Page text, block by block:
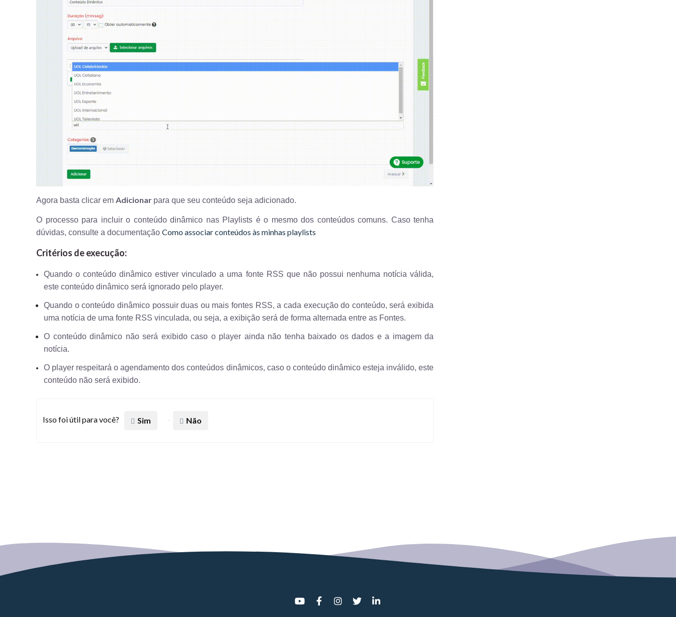
Agora basta clicar em Adicionar para que seu conteúdo seja adicionado.
O processo para incluir o conteúdo dinâmico nas Playlists é o mesmo dos conteúdos comuns. Caso tenha
dúvidas, consulte a documentação Como associar conteúdos às minhas playlists
Critérios de execução:
Quando o conteúdo dinâmico estiver vinculado a uma fonte RSS que não possui nenhuma notícia válida,
este conteúdo dinâmico será ignorado pelo player.
Quando o conteúdo dinâmico possuir duas ou mais fontes RSS, a cada execução do conteúdo, será exibida
uma notícia de uma fonte RSS vinculada, ou seja, a exibição será de forma alternada entre as Fontes.
O conteúdo dinâmico não será exibido caso o player ainda não tenha baixado os dados e a imagem da
notícia.
O player respeitará o agendamento dos conteúdos dinâmicos, caso o conteúdo dinâmico esteja inválido, este
conteúdo não será exibido.
Isso foi útil para você? Sim Não